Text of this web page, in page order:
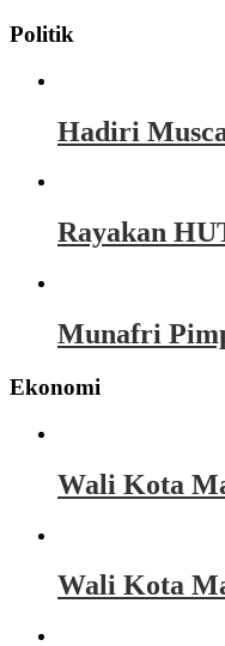
Politik
Hadiri
Rayakan
Munafri
Ekonomi
Wali Kota
Wali Kota